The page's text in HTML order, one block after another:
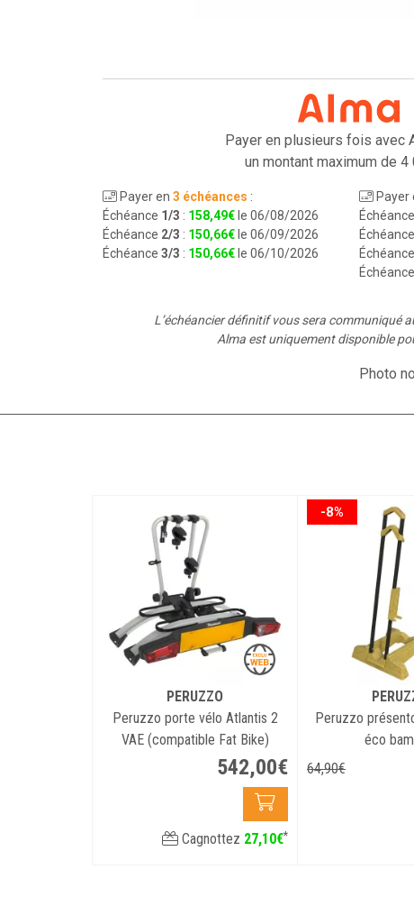
Payer en plusieurs fois avec
un montant maximum de 4
Payer en 3 échéances :
Échéance 1/3 : 158,49€ le 06/08/2026
Échéance 2/3 : 150,66€ le 06/09/2026
Échéance 3/3 : 150,66€ le 06/10/2026
Payer
Échéance
Échéance
Échéance
Échéance
L’échéancier définitif vous sera communiqué
Alma est uniquement disponible
Photo
PERUZZO
Peruzzo porte vélo Atlantis 2
VAE (compatible Fat Bike)
542,00€
Cagnottez 27,10€*
-8%
Peruzzo
éco
64,90€